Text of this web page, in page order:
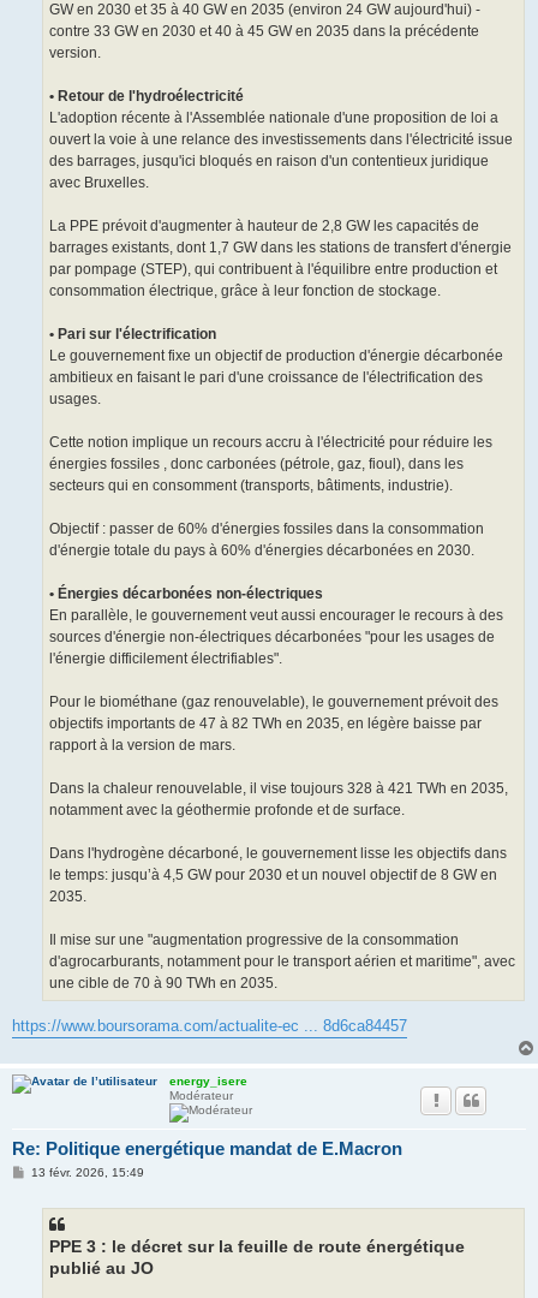
GW en 2030 et 35 à 40 GW en 2035 (environ 24 GW aujourd'hui) -
contre 33 GW en 2030 et 40 à 45 GW en 2035 dans la précédente
version.
• Retour de l'hydroélectricité
L'adoption récente à l'Assemblée nationale d'une proposition de loi a
ouvert la voie à une relance des investissements dans l'électricité issue
des barrages, jusqu'ici bloqués en raison d'un contentieux juridique
avec Bruxelles.
La PPE prévoit d'augmenter à hauteur de 2,8 GW les capacités de
barrages existants, dont 1,7 GW dans les stations de transfert d'énergie
par pompage (STEP), qui contribuent à l'équilibre entre production et
consommation électrique, grâce à leur fonction de stockage.
• Pari sur l'électrification
Le gouvernement fixe un objectif de production d'énergie décarbonée
ambitieux en faisant le pari d'une croissance de l'électrification des
usages.
Cette notion implique un recours accru à l'électricité pour réduire les
énergies fossiles , donc carbonées (pétrole, gaz, fioul), dans les
secteurs qui en consomment (transports, bâtiments, industrie).
Objectif : passer de 60% d'énergies fossiles dans la consommation
d'énergie totale du pays à 60% d'énergies décarbonées en 2030.
• Énergies décarbonées non-électriques
En parallèle, le gouvernement veut aussi encourager le recours à des
sources d'énergie non-électriques décarbonées "pour les usages de
l'énergie difficilement électrifiables".
Pour le biométhane (gaz renouvelable), le gouvernement prévoit des
objectifs importants de 47 à 82 TWh en 2035, en légère baisse par
rapport à la version de mars.
Dans la chaleur renouvelable, il vise toujours 328 à 421 TWh en 2035,
notamment avec la géothermie profonde et de surface.
Dans l'hydrogène décarboné, le gouvernement lisse les objectifs dans
le temps: jusqu’à 4,5 GW pour 2030 et un nouvel objectif de 8 GW en
2035.
Il mise sur une "augmentation progressive de la consommation
d'agrocarburants, notamment pour le transport aérien et maritime", avec
une cible de 70 à 90 TWh en 2035.
https://www.boursorama.com/actualite-ec ... 8d6ca84457
energy_isere
Modérateur
Re: Politique energétique mandat de E.Macron
M13 févr. 2026, 15:49
PPE 3 : le décret sur la feuille de route énergétique
publié au JO